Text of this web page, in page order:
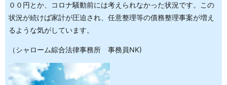
００円とか、コロナ騒動前には考えられなかった状況です。この
状況が続けば家計が圧迫され、任意整理等の債務整理事案が増え
るような気がしています。
（シャローム綜合法律事務所 事務員NK)